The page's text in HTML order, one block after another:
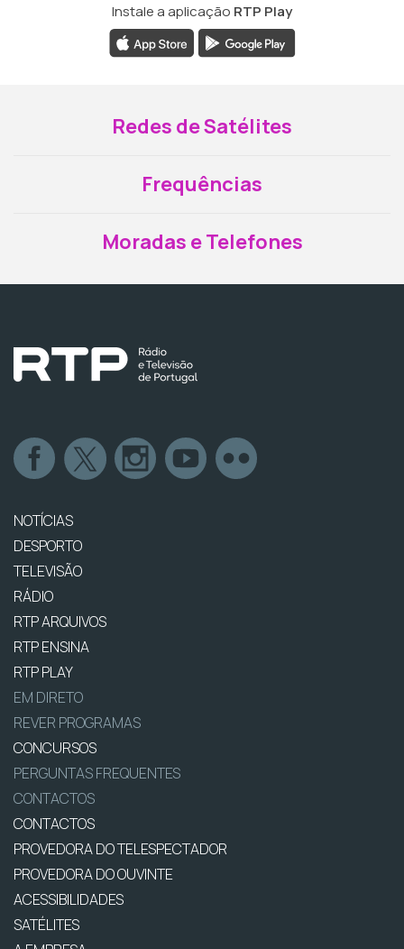
Instale a aplicação RTP Play
Redes de Satélites
Frequências
Moradas e Telefones
NOTÍCIAS
DESPORTO
TELEVISÃO
RÁDIO
RTP ARQUIVOS
RTP ENSINA
RTP PLAY
EM DIRETO
REVER PROGRAMAS
CONCURSOS
PERGUNTAS FREQUENTES
CONTACTOS
CONTACTOS
PROVEDORA DO TELESPECTADOR
PROVEDORA DO OUVINTE
ACESSIBILIDADES
SATÉLITES